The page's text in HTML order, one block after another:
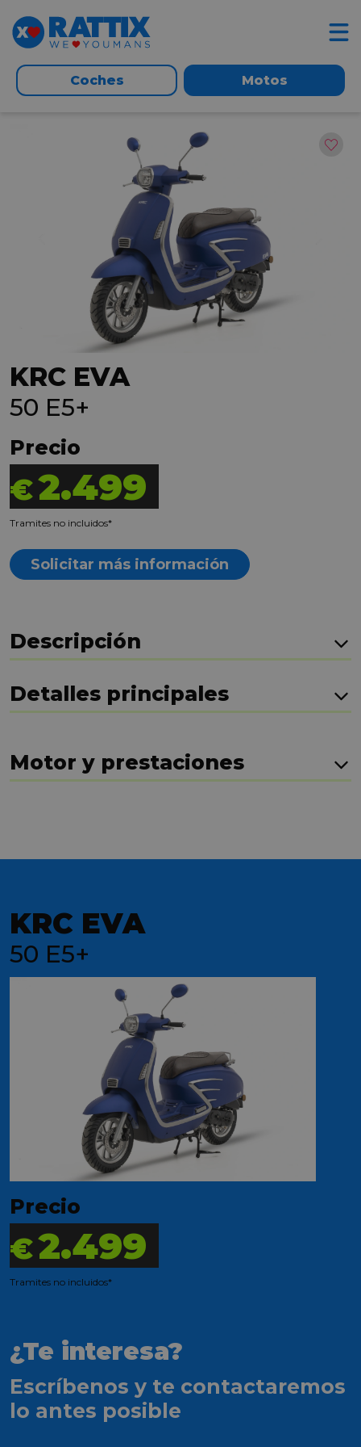
Coches Motos
KRC EVA
50 E5+
Precio
€2.499
Tramites no incluidos*
Solicitar más información
Descripción
Detalles principales
Motor y prestaciones
¿Te interesa?
Escríbenos y te contactaremos
lo antes posible
KRC EVA
50 E5+
Precio
€2.499
Tramites no incluidos*